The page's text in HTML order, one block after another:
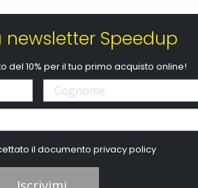
newsletter Speedup
del 10% per il tuo primo acquisto online!
il documentoprivacy policy